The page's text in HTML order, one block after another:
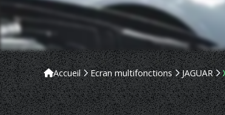
Accueil Ecran multifonctions JAGUAR